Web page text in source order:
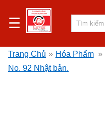
☰
Trang Chủ » Hóa Phẩm »
No. 92 Nhật bản.